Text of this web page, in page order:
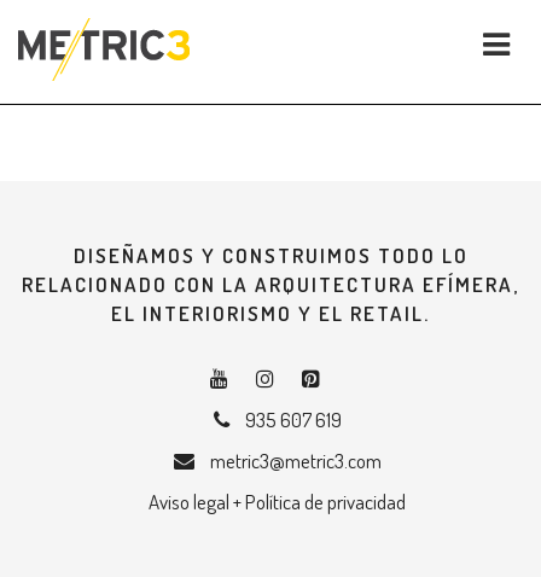
DISEÑAMOS Y CONSTRUIMOS TODO LO
RELACIONADO CON LA ARQUITECTURA EFÍMERA,
EL INTERIORISMO Y EL RETAIL.
935 607 619
metric3@metric3.com
Aviso legal + Política de privacidad